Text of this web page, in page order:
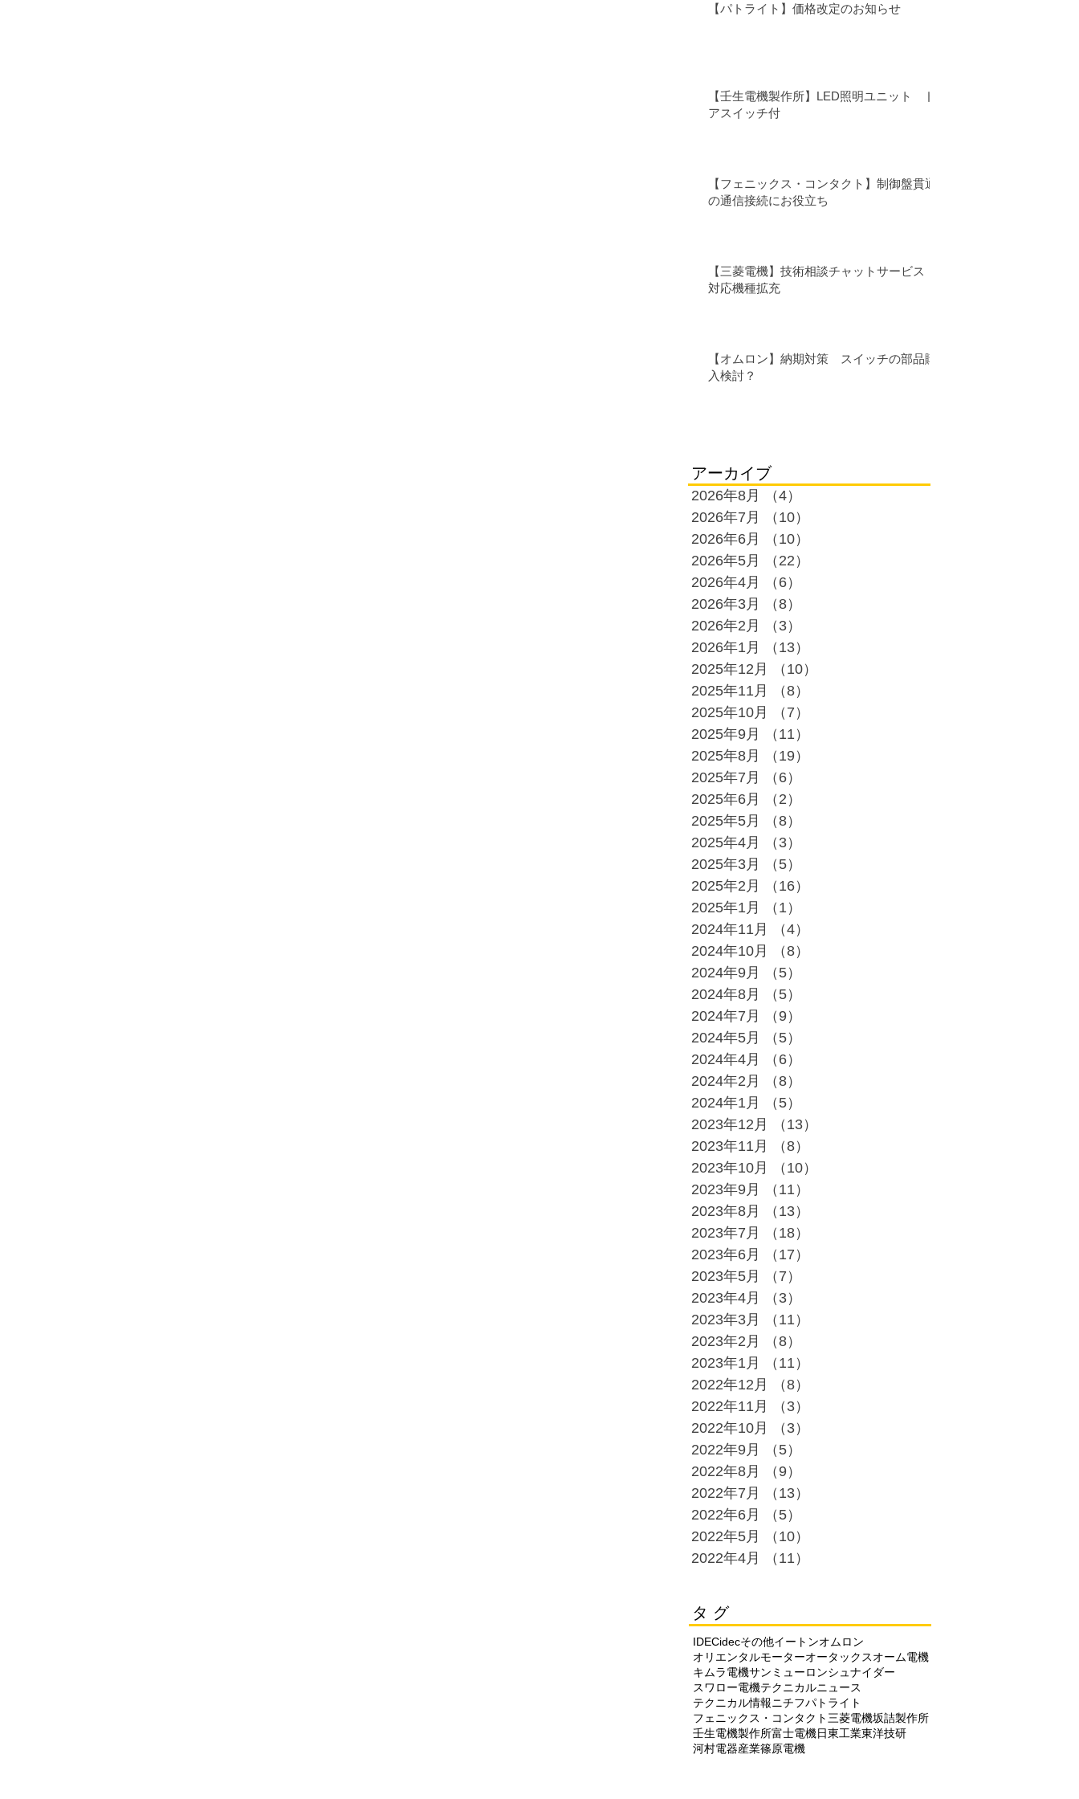
【パトライト】価格改定のお知らせ
【壬生電機製作所】LED照明ユニット ド
アスイッチ付
【フェニックス・コンタクト】制御盤貫通
の通信接続にお役立ち
【三菱電機】技術相談チャットサービス
対応機種拡充
【オムロン】納期対策 スイッチの部品購
入検討？
アーカイブ
2026年8月 （4）
2026年7月
（10）
2026年6月
（10）
2026年5月
（22）
2026年4月
（6）
2026年3月
（8）
2026年2月
（3）
2026年1月
（13）
2025年12月
（10）
2025年11月
（8）
2025年10月
（7）
2025年9月
（11）
2025年8月
（19）
2025年7月
（6）
2025年6月
（2）
2025年5月
（8）
2025年4月
（3）
2025年3月
（5）
2025年2月
（16）
2025年1月
（1）
2024年11月
（4）
2024年10月
（8）
2024年9月
（5）
2024年8月
（5）
2024年7月
（9）
2024年5月
（5）
2024年4月
（6）
2024年2月
（8）
2024年1月
（5）
2023年12月
（13）
2023年11月
（8）
2023年10月
（10）
2023年9月
（11）
2023年8月
（13）
2023年7月
（18）
2023年6月
（17）
2023年5月
（7）
2023年4月
（3）
2023年3月
（11）
2023年2月
（8）
2023年1月
（11）
2022年12月
（8）
2022年11月
（3）
2022年10月
（3）
2022年9月
（5）
2022年8月
（9）
2022年7月
（13）
2022年6月
（5）
2022年5月
（10）
2022年4月
（11）
タ グ
IDECidecその他イートンオムロン
オリエンタルモーターオータックスオーム電機
キムラ電機サンミューロンシュナイダー
スワロー電機テクニカルニュース
テクニカル情報ニチフパトライト
フェニックス・コンタクト 三菱電機坂詰製作所
壬生電機製作所富士電機日東工業東洋技研
河村電器産業篠原電機